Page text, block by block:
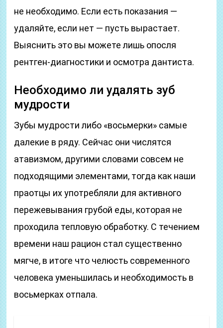
не необходимо. Если есть показания —
удаляйте, если нет — пусть вырастает.
Выяснить это вы можете лишь опосля
рентген-диагностики и осмотра дантиста.
Необходимо ли удалять зуб
мудрости
Зубы мудрости либо «восьмерки» самые
далекие в ряду. Сейчас они числятся
атавизмом, другими словами совсем не
подходящими элементами, тогда как наши
праотцы их употребляли для активного
пережевывания грубой еды, которая не
проходила тепловую обработку. С течением
времени наш рацион стал существенно
мягче, в итоге что челюсть современного
человека уменьшилась и необходимость в
восьмерках отпала.